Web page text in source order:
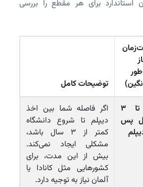
استاندارد برای هر مقطع را بررسی
توضیحات کامل
۲ تا ۳
پس
اگر فاصله شما بین اخذ
دیپلم تا شروع دانشگاه
کمتر از ۳ سال باشد،
مشکلی ایجاد نمی‌کند.
بیش از این مدت، برای
کشورهایی مثل کانادا یا
آلمان نیاز به توجیه دارد.